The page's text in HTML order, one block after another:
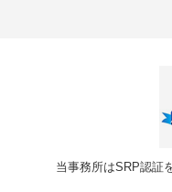
当事務所はSRP認証